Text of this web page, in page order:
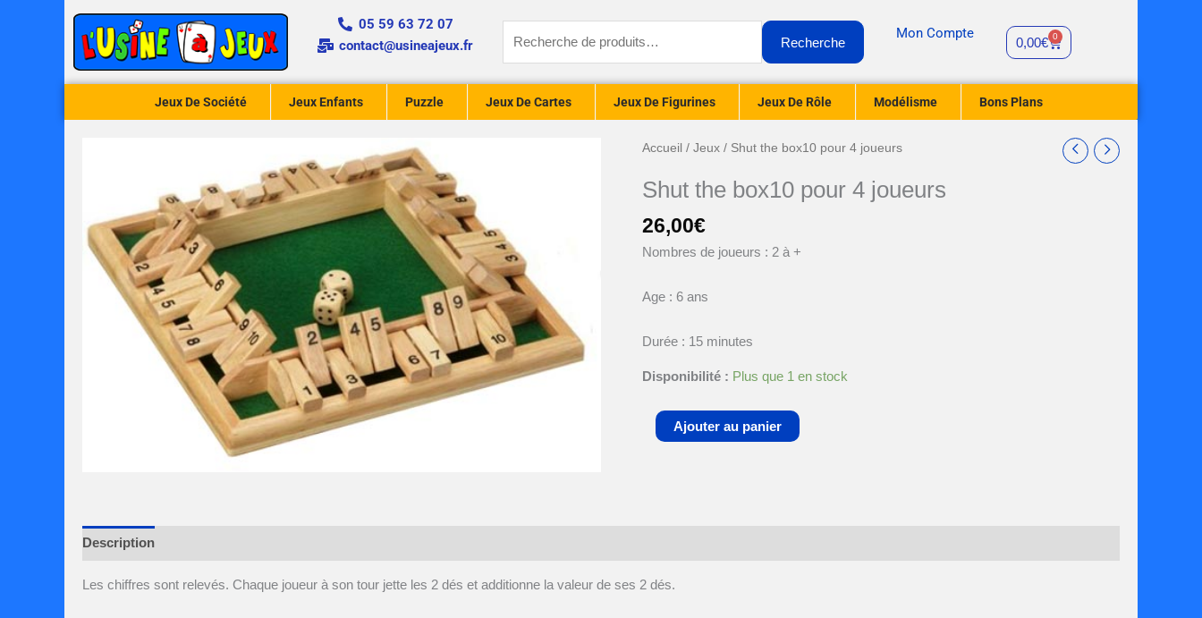
05 59 63 72 07
contact@usineajeux.fr
pour :
Recherche
Mon Compte
0,00€ 0
Cart
Jeux De Société Jeux Enfants Puzzle Jeux De Cartes Jeux De Figurines Jeux De Rôle Modélisme Bons Plans
Accueil /Jeux / Shut the box10 pour 4 joueurs
Shut the box10 pour 4 joueurs
26,00€
Nombres de joueurs : 2 à +
Age : 6 ans
Durée : 15 minutes
Disponibilité : Plus que 1 en stock
quantité
Shut
box10
pour
joueurs
Ajouter au panier
Description
Les chiffres sont relevés. Chaque joueur à son tour jette les 2 dés et additionne la valeur de ses 2 dés.